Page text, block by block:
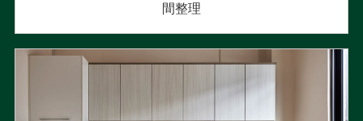
間整理